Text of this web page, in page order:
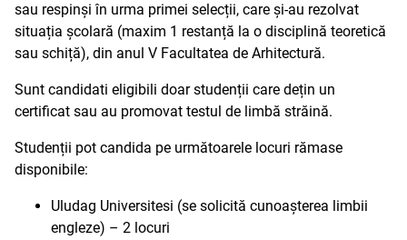
sau respinși în urma primei selecții, care și-au rezolvat
situația școlară (maxim 1 restanță la o disciplină teoretică
sau schiță), din anul V Facultatea de Arhitectură.
Sunt candidati eligibili doar studenții care dețin un
certificat sau au promovat testul de limbă străină.
Studenții pot candida pe următoarele locuri rămase
disponibile:
Uludag Universitesi (se solicită cunoașterea limbii
engleze) – 2 locuri